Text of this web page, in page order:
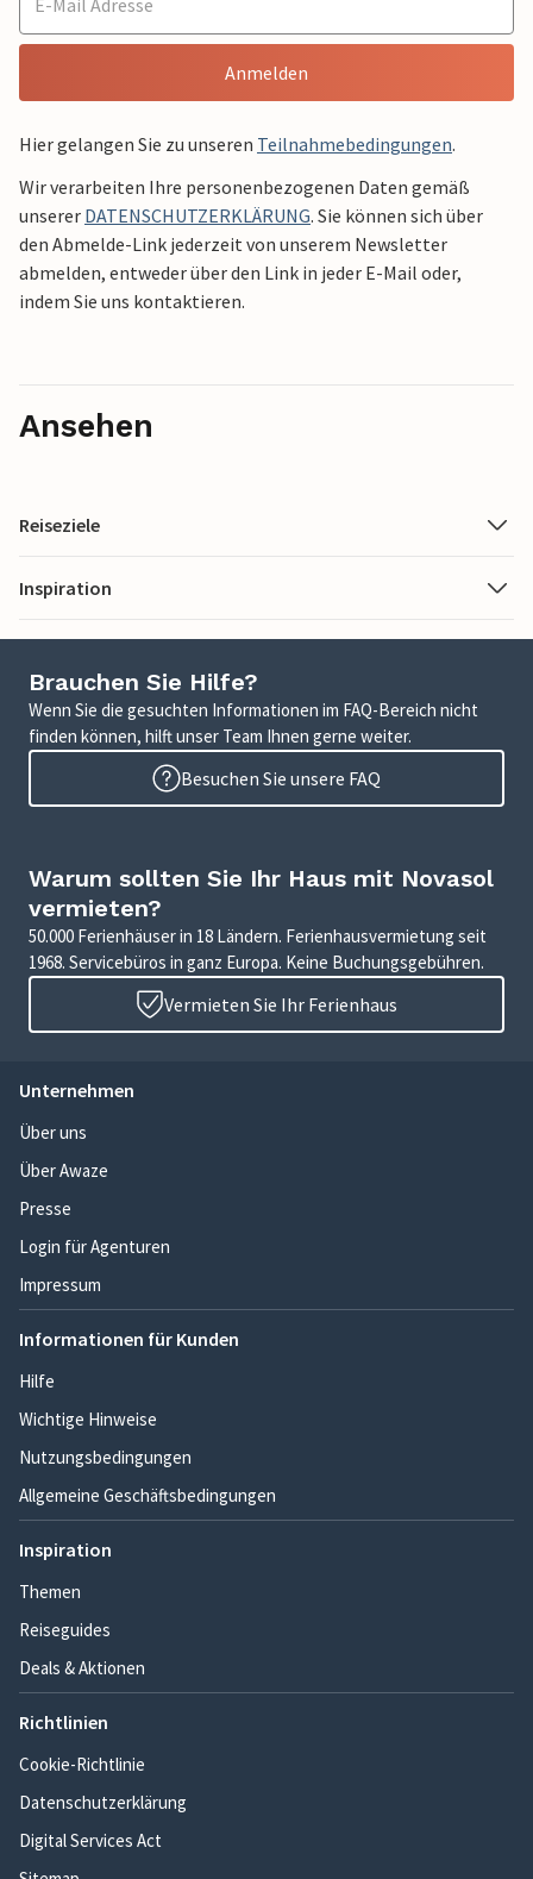
Anmelden
Hier gelangen Sie zu unseren Teilnahmebedingungen.
Wir verarbeiten Ihre personenbezogenen Daten gemäß
unserer DATENSCHUTZERKLÄRUNG. Sie können sich über
den Abmelde-Link jederzeit von unserem Newsletter
abmelden, entweder über den Link in jeder E-Mail oder,
indem Sie uns kontaktieren.
Ansehen
Reiseziele
Inspiration
Brauchen Sie Hilfe?
Wenn Sie die gesuchten Informationen im FAQ-Bereich nicht
finden können, hilft unser Team Ihnen gerne weiter.
Besuchen Sie unsere FAQ
Warum sollten Sie Ihr Haus mit Novasol
vermieten?
50.000 Ferienhäuser in 18 Ländern. Ferienhausvermietung seit
1968. Servicebüros in ganz Europa. Keine Buchungsgebühren.
Vermieten Sie Ihr Ferienhaus
Unternehmen
Über uns
Über Awaze
Presse
Login für Agenturen
Impressum
Informationen für Kunden
Hilfe
Wichtige Hinweise
Nutzungsbedingungen
Allgemeine Geschäftsbedingungen
Inspiration
Themen
Reiseguides
Deals & Aktionen
Richtlinien
Cookie-Richtlinie
Datenschutzerklärung
Digital Services Act